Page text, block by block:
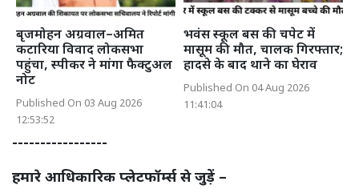
बृजमोहन अग्रवाल–अमित
कटारिया विवाद लोकसभा
पहुंचा, स्पीकर ने मांगा फैक्टुअल
नोट
Published On 03 Aug 2026
12:53:52
भवंस स्कूल बस की चपेट में
मासूम की मौत, चालक गिरफ्तार;
हादसे के बाद थाने का घेराव
Published On 04 Aug 2026
11:41:04
-----------------
हमारे आधिकारिक प्लेटफॉर्म्स से जुड़ें –